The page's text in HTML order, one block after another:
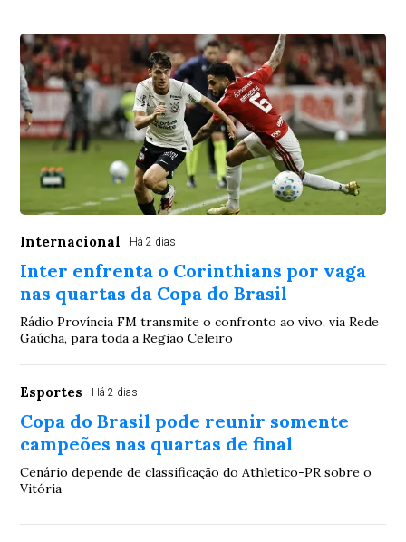
Internacional Há 2 dias
Inter enfrenta o Corinthians por vaga
nas quartas da Copa do Brasil
Rádio Província FM transmite o confronto ao vivo, via Rede
Gaúcha, para toda a Região Celeiro
Esportes Há 2 dias
Copa do Brasil pode reunir somente
campeões nas quartas de final
Cenário depende de classificação do Athletico-PR sobre o
Vitória